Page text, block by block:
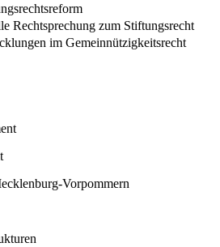
Rechtsprechung zum Stiftungsrecht
im Gemeinnützigkeitsrecht
Vorpommern